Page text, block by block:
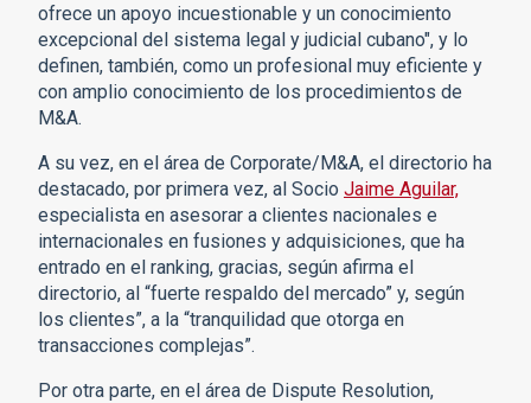
ofrece un apoyo incuestionable y un conocimiento
excepcional del sistema legal y judicial cubano", y lo
definen, también, como un profesional muy eficiente y
con amplio conocimiento de los procedimientos de
M&A.
A su vez, en el área de Corporate/M&A, el directorio ha
destacado, por primera vez, al Socio Jaime Aguilar,
especialista en asesorar a clientes nacionales e
internacionales en fusiones y adquisiciones, que ha
entrado en el ranking, gracias, según afirma el
directorio, al “fuerte respaldo del mercado” y, según
los clientes”, a la “tranquilidad que otorga en
transacciones complejas”.
Por otra parte, en el área de Dispute Resolution,